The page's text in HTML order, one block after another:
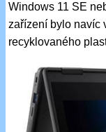
Windows 11 SE
zařízení bylo navíc
recyklovaného